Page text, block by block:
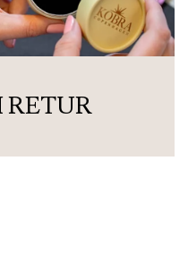
RETUR